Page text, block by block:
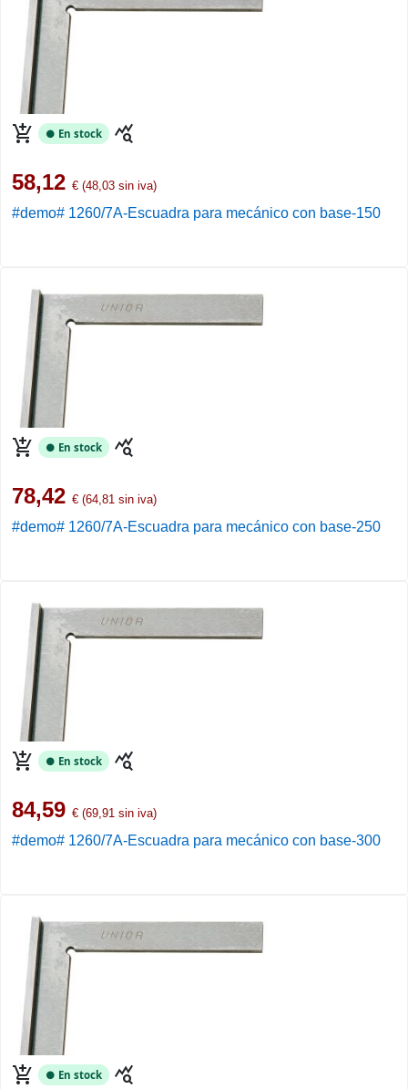
add_shopping_cart ● En stock query_stats
58,12 € (48,03 sin iva)
#demo# 1260/7A-Escuadra para mecánico con base-150
add_shopping_cart ● En stock query_stats
78,42 € (64,81 sin iva)
#demo# 1260/7A-Escuadra para mecánico con base-250
add_shopping_cart ● En stock query_stats
84,59 € (69,91 sin iva)
#demo# 1260/7A-Escuadra para mecánico con base-300
add_shopping_cart ● En stock query_stats